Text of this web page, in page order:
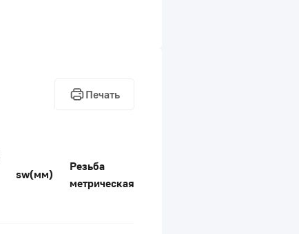
Печать
sw(мм)
Резьба
метрическая